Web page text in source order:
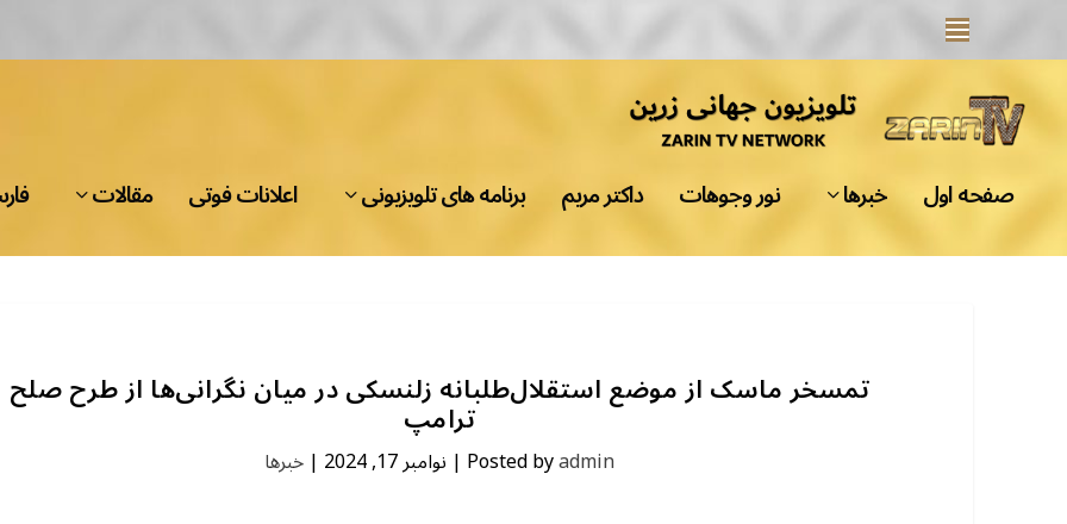
صفحه اول خبرها نور وجوهات داکتر مریم برنامه های تلویزیونی اعلانات فوتی مقالات
تمسخر ماسک از موضع استقلال‌طلبانه زلنسکی در میان نگرانی‌ها از طرح صلح
ترامپ
Posted byadmin
| نوامبر 17, 2024 | خبرها